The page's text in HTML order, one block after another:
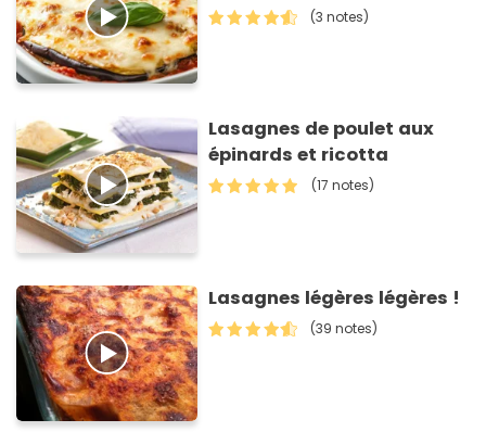
(3 notes)
Lasagnes de poulet aux
épinards et ricotta
(17 notes)
Lasagnes légères légères !
(39 notes)